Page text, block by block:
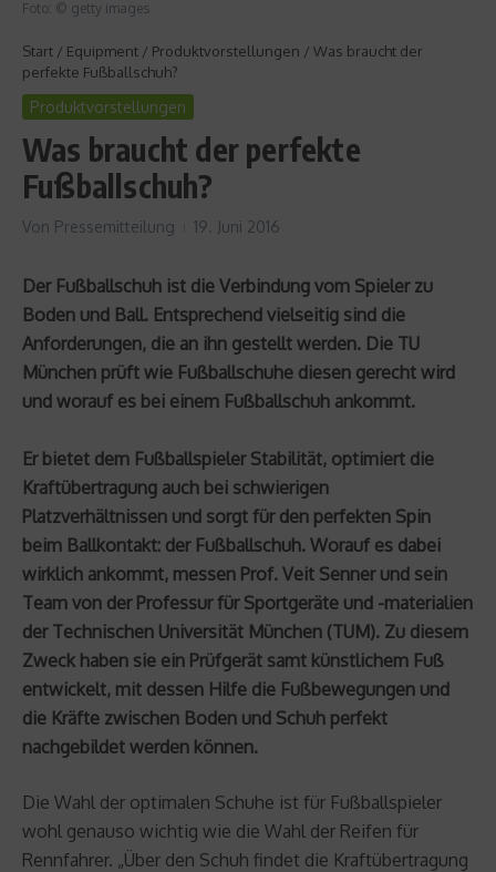
Foto: © getty images
Start / Equipment / Produktvorstellungen / Was braucht der
perfekte Fußballschuh?
Produktvorstellungen
Was braucht der perfekte
Fußballschuh?
Von Pressemitteilung 19. Juni 2016
Der Fußballschuh ist die Verbindung vom Spieler zu
Boden und Ball. Entsprechend vielseitig sind die
Anforderungen, die an ihn gestellt werden. Die TU
München prüft wie Fußballschuhe diesen gerecht wird
und worauf es bei einem Fußballschuh ankommt.
Er bietet dem Fußballspieler Stabilität, optimiert die
Kraftübertragung auch bei schwierigen
Platzverhältnissen und sorgt für den perfekten Spin
beim Ballkontakt: der Fußballschuh. Worauf es dabei
wirklich ankommt, messen Prof. Veit Senner und sein
Team von der Professur für Sportgeräte und -materialien
der Technischen Universität München (TUM). Zu diesem
Zweck haben sie ein Prüfgerät samt künstlichem Fuß
entwickelt, mit dessen Hilfe die Fußbewegungen und
die Kräfte zwischen Boden und Schuh perfekt
nachgebildet werden können.
Die Wahl der optimalen Schuhe ist für Fußballspieler
wohl genauso wichtig wie die Wahl der Reifen für
Rennfahrer. „Über den Schuh findet die Kraftübertragung